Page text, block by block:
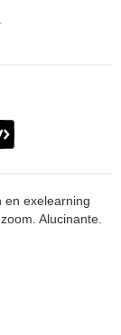
en exelearning
Alucinante.